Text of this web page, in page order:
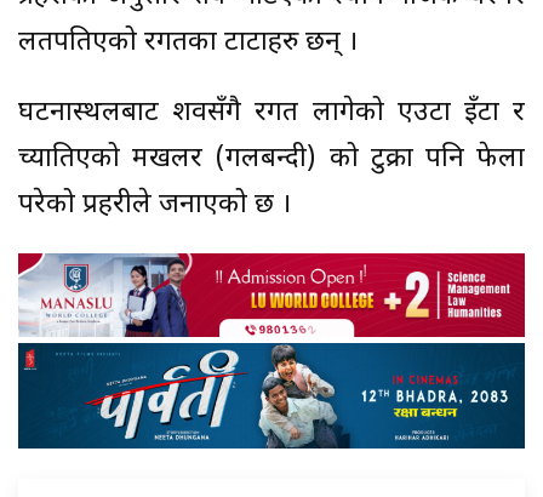
लतपतिएको रगतका टाटाहरु छन् ।
घटनास्थलबाट शवसँगै रगत लागेको एउटा इँटा र
च्यातिएको मखलर (गलबन्दी) को टुक्रा पनि फेला
परेको प्रहरीले जनाएको छ ।